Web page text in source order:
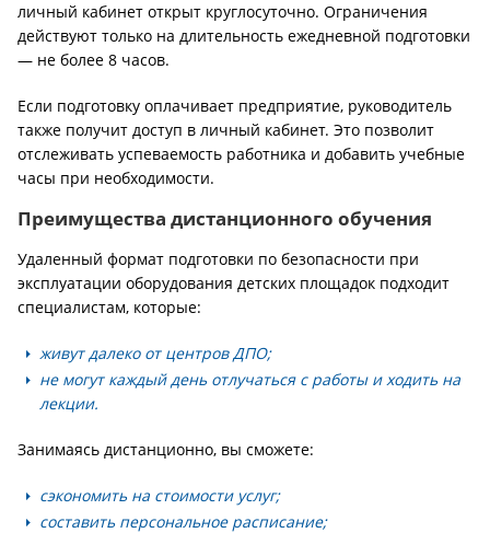
личный кабинет открыт круглосуточно. Ограничения
действуют только на длительность ежедневной подготовки
— не более 8 часов.
Если подготовку оплачивает предприятие, руководитель
также получит доступ в личный кабинет. Это позволит
отслеживать успеваемость работника и добавить учебные
часы при необходимости.
Преимущества дистанционного обучения
Удаленный формат подготовки по безопасности при
эксплуатации оборудования детских площадок подходит
специалистам, которые:
живут далеко от центров ДПО;
не могут каждый день отлучаться с работы и ходить на
лекции.
Занимаясь дистанционно, вы сможете:
сэкономить на стоимости услуг;
составить персональное расписание;